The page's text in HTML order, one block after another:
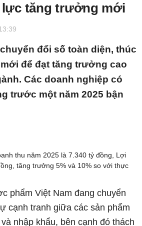
lực tăng trưởng mới
đổi số toàn diện, thúc
để đạt tăng trưởng cao
Các doanh nghiệp có
trước một năm 2025 bận
thu năm 2025 là 7.340 tỷ đồng, Lợi
tăng trưởng 5% và 10% so với thực
phẩm Việt Nam đang chuyển
cạnh tranh giữa các sản phẩm
nhập khẩu, bên cạnh đó thách